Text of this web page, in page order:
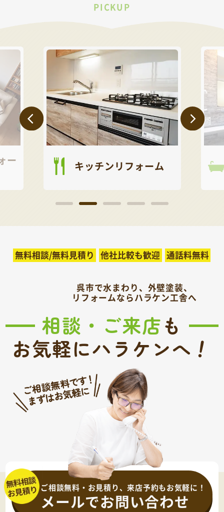
PICKUP
ー キッチンリフォーム
無料相談/無料見積り 他社比較も歓迎 通話料無料
呉市で水まわり、外壁塗装、
リフォームならハラケン工舎へ
相談・ご来店も
お気軽にハラケンへ！
ご相談無料・お見積り、来店予約もお気軽に！
メールでお問い合わせ